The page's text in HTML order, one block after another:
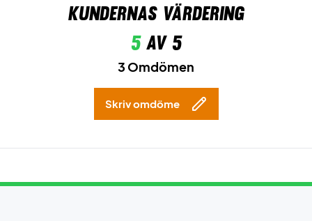
Kundernas värdering
5av 5
3 Omdömen
Skriv omdöme